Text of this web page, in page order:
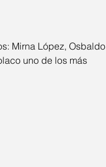
Mirna López, Osbaldo
uno de los más